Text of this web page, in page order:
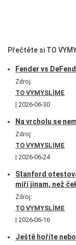
Přečtěte si TO
Fender vs
Zdroj:
TO VYMYSLÍME
2026-06-30
Na vrcholu se
Zdroj:
TO VYMYSLÍME
2026-06-24
Stanford
míří jinam, než
Zdroj:
TO VYMYSLÍME
2026-06-16
Ještě hoříte